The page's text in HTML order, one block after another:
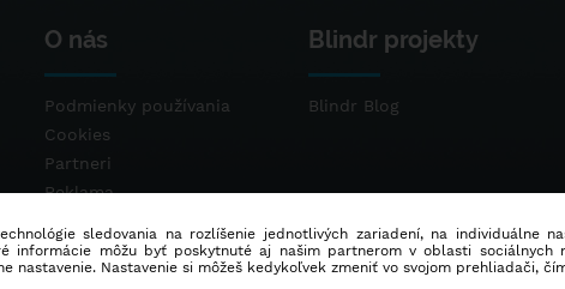
O nás
Podmienky používania
Cookies
Partneri
Reklama
Blindr projekty
Blindr Blog
sledovania na rozlíšenie jednotlivých zariadení, na individuálne
informácie môžu byť poskytnuté aj našim partnerom v oblasti sociálnych
nastavenie. Nastavenie si môžeš kedykoľvek zmeniť vo svojom prehliadači,